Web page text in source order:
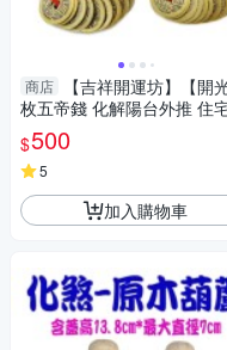
商店
【吉祥開運坊】【開
枚五帝錢 化解陽台外推 住
方為車道 提升地氣】開光 擇
$500
5
加入購物車